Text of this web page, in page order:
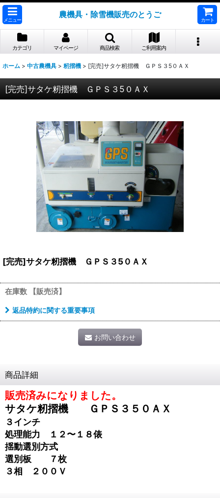
メニュー
農機具・除雪機販売のとうご
カート
カテゴリ マイページ 商品検索 ご利用案内
ホーム > 中古農機具 > 籾摺機 > [完売]サタケ籾摺機 ＧＰＳ３5０ＡＸ
[完売]サタケ籾摺機 ＧＰＳ３5０ＡＸ
[完売]サタケ籾摺機 ＧＰＳ３5０ＡＸ
在庫数 【販売済】
返品特約に関する重要事項
お問い合わせ
商品詳細
販売済みになりました。
サタケ籾摺機 ＧＰＳ３５０ＡＸ
３インチ
処理能力 １２〜１８俵
揺動選別方式
選別板 ７枚
３相 ２００Ｖ